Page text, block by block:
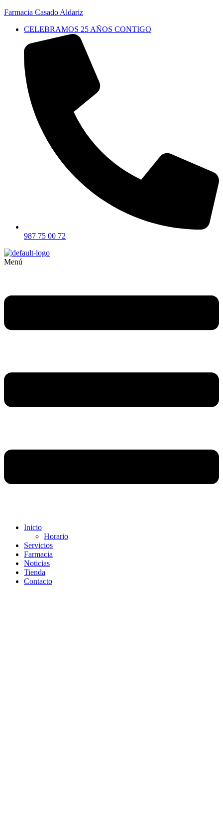
Farmacia Casado Aldariz
CELEBRAMOS 25 AÑOS CONTIGO
987 75 00 72
Menú
Inicio
Horario
Servicios
Farmacia
Noticias
Tienda
Contacto